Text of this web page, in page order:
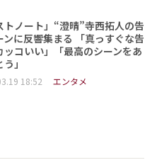
トノート」“澄晴”寺西拓人の告
ンに反響集まる 「真っすぐな告
ッコいい」「最高のシーンをあ
」
18:52 エンタメ